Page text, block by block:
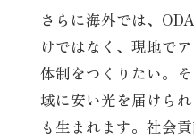
さらに海外では、
けではなく、現地で
体制をつくりたい。
域に安い光を届けら
も生まれます。社会